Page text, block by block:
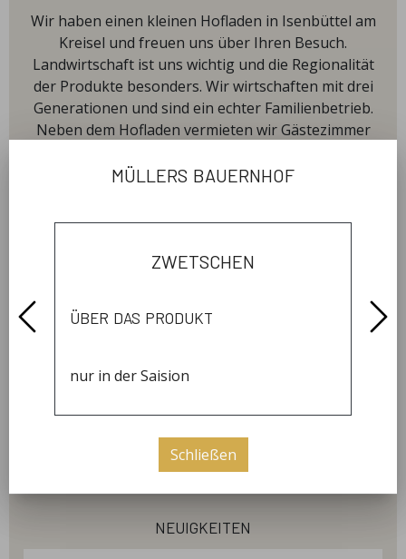
Wir haben einen kleinen Hofladen in Isenbüttel am
Kreisel und freuen uns über Ihren Besuch.
Landwirtschaft ist uns wichtig und die Regionalität
der Produkte besonders. Wir wirtschaften mit drei
Generationen und sind ein echter Familienbetrieb.
Neben dem Hofladen vermieten wir Gästezimmer
09:00 - 18:00
09:00 - 18:00
neuigkeiten
müllers bauernhof
zwetschen
über das produkt
nur in der Saision
Schließen